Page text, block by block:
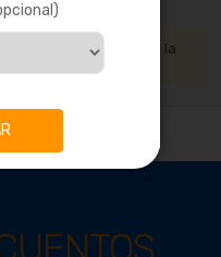
que coincida con la